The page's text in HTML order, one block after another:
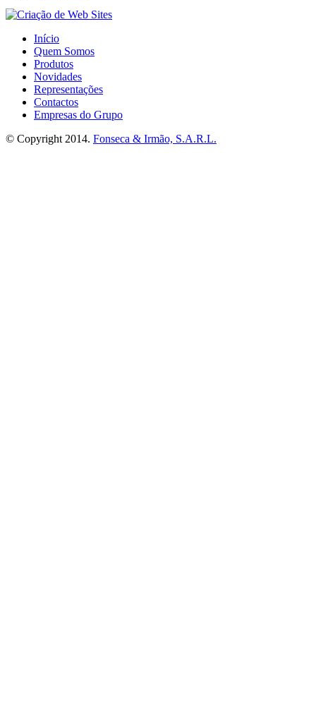
Início
Quem Somos
Produtos
Novidades
Representações
Contactos
Empresas do Grupo
© Copyright 2014. Fonseca & Irmão, S.A.R.L.